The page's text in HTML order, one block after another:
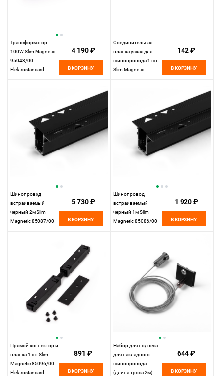
Трансформатор
100W Slim Magnetic
95043/00
Elektrostandard
4 190 ₽
В КОРЗИНУ
Соединительная
планка узкая для
шинопровода 1 шт.
Slim Magnetic
142 ₽
В КОРЗИНУ
Шинопровод
встраиваемый
черный 2м Slim
Magnetic 85087/00
5 730 ₽
В КОРЗИНУ
Шинопровод
встраиваемый
черный 1м Slim
Magnetic 85086/00
1 920 ₽
В КОРЗИНУ
Прямой коннектор и
планка 1 шт Slim
Magnetic 85096/00
Elektrostandard
891 ₽
В КОРЗИНУ
Набор для подвеса
для накладного
шинопровода
(длина троса 2м)
644 ₽
В КОРЗИНУ